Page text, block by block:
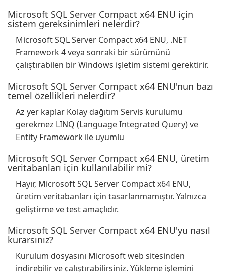
Microsoft SQL Server Compact x64 ENU için
sistem gereksinimleri nelerdir?
Microsoft SQL Server Compact x64 ENU, .NET
Framework 4 veya sonraki bir sürümünü
çalıştırabilen bir Windows işletim sistemi gerektirir.
Microsoft SQL Server Compact x64 ENU'nun bazı
temel özellikleri nelerdir?
Az yer kaplar Kolay dağıtım Servis kurulumu
gerekmez LINQ (Language Integrated Query) ve
Entity Framework ile uyumlu
Microsoft SQL Server Compact x64 ENU, üretim
veritabanları için kullanılabilir mi?
Hayır, Microsoft SQL Server Compact x64 ENU,
üretim veritabanları için tasarlanmamıştır. Yalnızca
geliştirme ve test amaçlıdır.
Microsoft SQL Server Compact x64 ENU'yu nasıl
kurarsınız?
Kurulum dosyasını Microsoft web sitesinden
indirebilir ve çalıştırabilirsiniz. Yükleme işlemini